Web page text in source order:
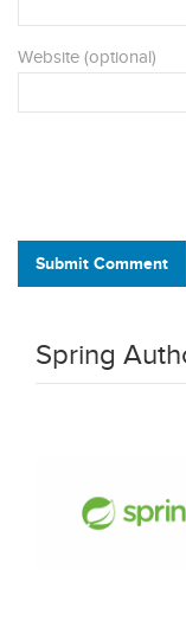
Website (optional)
Submit Comment
Spring